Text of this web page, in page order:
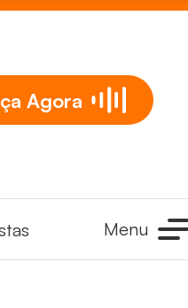
Agora
Menu